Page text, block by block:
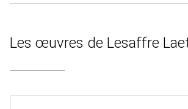
Les œuvres de Lesaffre